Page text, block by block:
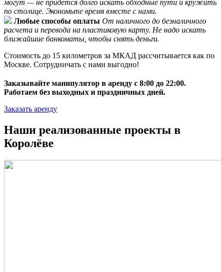
могут — не придется долго искать обходные пути и кружить
по столице. Экономьте время вместе с нами.
Любые способы оплаты От наличного до безналичного
расчета и перевода на пластиковую карту. Не надо искать
ближайшие банкоматы, чтобы снять деньги.
Стоимость до 15 километров за МКАД рассчитывается как по
Москве. Сотрудничать с нами выгодно!
Заказывайте манипулятор в аренду с 8:00 до 22:00.
Работаем без выходных и праздничных дней.
Заказать аренду
Наши реализованные проекты в
Королёве